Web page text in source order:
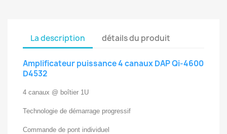
La description détails du produit
Amplificateur puissance 4 canaux DAP Qi-4600
D4532
4 canaux @ boîtier 1U
Technologie de démarrage progressif
Commande de pont individuel